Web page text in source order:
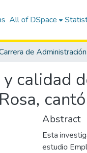
All of DSpace
calidad
Abstract
Esta
estudio